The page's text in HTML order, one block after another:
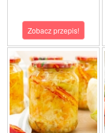
Zobacz przepis!